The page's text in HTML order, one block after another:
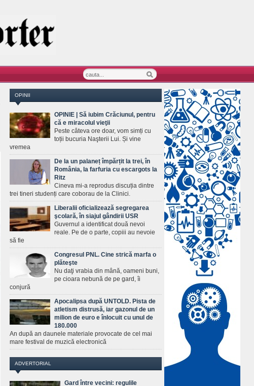
OPINII
OPINIE | Să iubim Crăciunul, pentru
că e miracolul vieţii
Peste câteva ore doar, vom simți cu
toții bucuria Naşterii Lui. Și vine
vremea
De la un palaneț împărțit la trei, în
România, la farfuria cu escargots la
Ritz
Cineva mi-a reprodus discuția dintre
trei tineri studenți care coborau de la Clinici.
Liberalii oficializează segregarea
şcolară, în siajul gândirii USR
Guvernul a identificat două nevoi
reale. Pe de o parte, copiii au nevoie
să fie
Congresul PNL. Cine strică marfa o
plăteşte
Nu daţi vrabia din mână, oameni buni,
pe cioara nebună de pe gard, îi
conjură
Apocalipsa după UNTOLD. Pista de
atletism distrusă, iar gazonul de un
milion de euro e înlocuit cu unul de
180.000
An după an daunele materiale provocate de cel mai
mare festival de muzică electronică
ADVERTORIAL
Gard între vecini: regulile